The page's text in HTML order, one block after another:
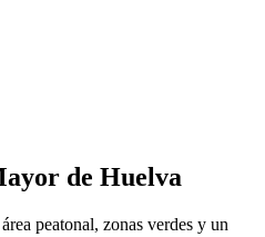
de Huelva
peatonal, zonas verdes y un